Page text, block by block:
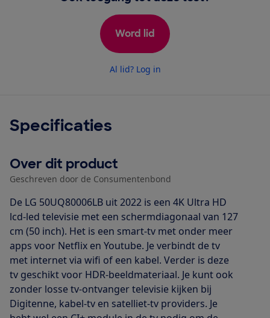
Word lid
Al lid? Log in
Specificaties
Over dit product
Geschreven door de Consumentenbond
De LG 50UQ80006LB uit 2022 is een 4K Ultra HD
lcd-led televisie met een schermdiagonaal van 127
cm (50 inch). Het is een smart-tv met onder meer
apps voor Netflix en Youtube. Je verbindt de tv
met internet via wifi of een kabel. Verder is deze
tv geschikt voor HDR-beeldmateriaal. Je kunt ook
zonder losse tv-ontvanger televisie kijken bij
Digitenne, kabel-tv en satelliet-tv providers. Je